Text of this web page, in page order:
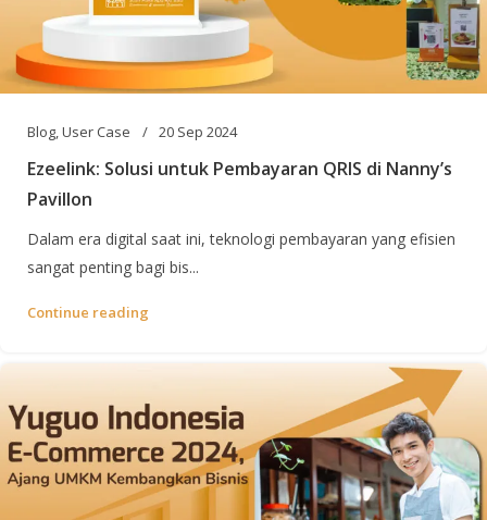
Blog,User Case 20 Sep 2024
Ezeelink: Solusi untuk Pembayaran QRIS di Nanny’s
Pavillon
Dalam era digital saat ini, teknologi pembayaran yang efisien
sangat penting bagi bis...
Continue reading